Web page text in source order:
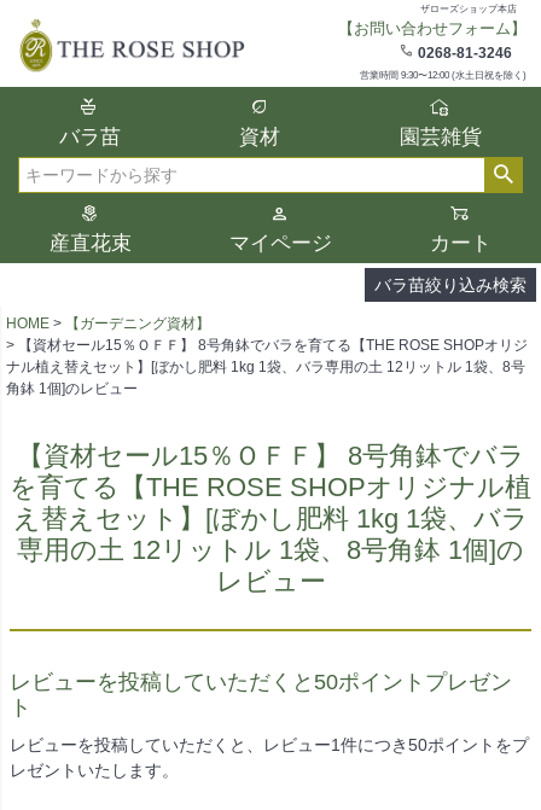
ザローズショップ本店
【お問い合わせフォーム】
0268-81-3246
営業時間 9:30〜12:00 (水土日祝を除く)
バラ苗 資材 園芸雑貨
産直花束 マイページ カート
バラ苗絞り込み検索
在庫
在庫ありのみ表示
検索
複数の条件を選択して絞り込み検索が可能
選択した項目全てに該当する品種のみ検索
結果に表示されます。
タイプ、カラー、ブランドなどは1つずつ選
択してください。
HOME
【ガーデニング資材】
【資材セール15％ＯＦＦ】 8号角鉢でバラを育てる【THE ROSE SHOPオリジ
ナル植え替えセット】[ぼかし肥料 1kg 1袋、バラ専用の土 12リットル 1袋、8号
角鉢 1個]のレビュー
【資材セール15％ＯＦＦ】 8号角鉢でバラ
を育てる【THE ROSE SHOPオリジナル植
え替えセット】[ぼかし肥料 1kg 1袋、バラ
専用の土 12リットル 1袋、8号角鉢 1個]の
レビュー
レビューを投稿していただくと50ポイントプレゼン
ト
レビューを投稿していただくと、レビュー1件につき50ポイントをプ
レゼントいたします。